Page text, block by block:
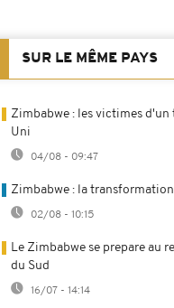
SUR LE MÊME PAYS
Zimbabwe : les victimes
Uni
04/08 - 09:47
Zimbabwe : la
02/08 - 10:15
Le Zimbabwe se prepare au
du Sud
16/07 - 14:14